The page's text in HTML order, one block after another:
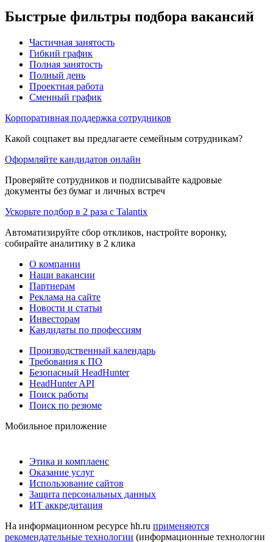
Быстрые фильтры подбора вакансий
Частичная занятость
Гибкий график
Полная занятость
Полный день
Проектная работа
Сменный график
Корпоративная поддержка сотрудников
Какой соцпакет вы предлагаете семейным сотрудникам?
Оформляйте кандидатов онлайн
Проверяйте сотрудников и подписывайте кадровые
документы без бумаг и личных встреч
Ускорьте подбор в 2 раза с Talantix
Автоматизируйте сбор откликов, настройте воронку,
собирайте аналитику в 2 клика
О компании
Наши вакансии
Партнерам
Реклама на сайте
Новости и статьи
Инвесторам
Кандидаты по профессиям
Производственный календарь
Требования к ПО
Безопасный HeadHunter
HeadHunter API
Поиск работы
Поиск по резюме
Мобильное приложение
Этика и комплаенс
Оказание услуг
Использование сайтов
Защита персональных данных
ИТ аккредитация
На информационном ресурсе hh.ru применяются
рекомендательные технологии (информационные технологии